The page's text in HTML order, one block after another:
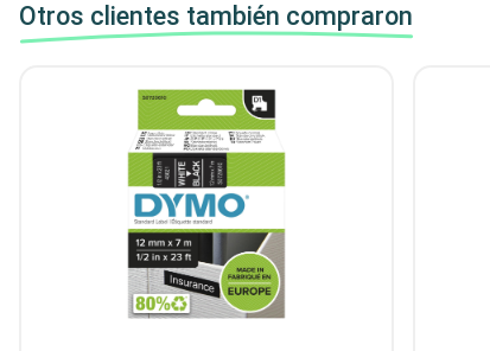
Otros clientes también compraron